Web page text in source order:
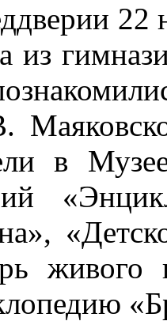
22
из
в